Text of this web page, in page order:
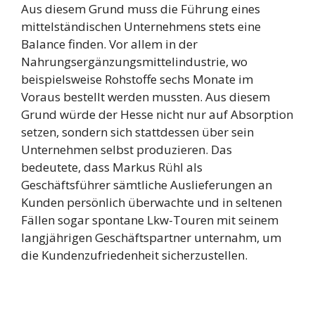
Aus diesem Grund muss die Führung eines
mittelständischen Unternehmens stets eine
Balance finden. Vor allem in der
Nahrungsergänzungsmittelindustrie, wo
beispielsweise Rohstoffe sechs Monate im
Voraus bestellt werden mussten. Aus diesem
Grund würde der Hesse nicht nur auf Absorption
setzen, sondern sich stattdessen über sein
Unternehmen selbst produzieren. Das
bedeutete, dass Markus Rühl als
Geschäftsführer sämtliche Auslieferungen an
Kunden persönlich überwachte und in seltenen
Fällen sogar spontane Lkw-Touren mit seinem
langjährigen Geschäftspartner unternahm, um
die Kundenzufriedenheit sicherzustellen.